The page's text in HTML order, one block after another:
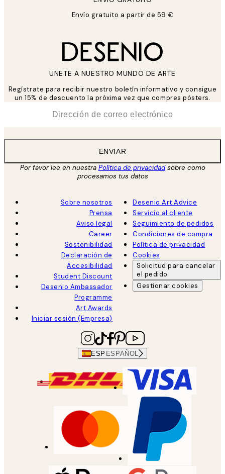
Envío gratuito a partir de 59 €
UNETE A NUESTRO MUNDO DE ARTE
Regístrate para recibir nuestro boletín informativo y consigue
un 15% de descuento la próxima vez que compres pósters.
ENVIAR
Por favor lee en nuestra Política de privacidadsobre como
procesamos tus datos
Sobre nosotros
Prensa
Aviso legal
Career
Sostenibilidad
Declaración de
Accesibilidad
Student Discount
Desenio Ambassador
Programme
Art Awards
Iniciar sesión (Empresa)
Desenio Art Advice
Servicio al cliente
Seguimiento de pedidos
Condiciones de compra
Política de privacidad
Cookies
Solicitud para cancelar
el pedido
Gestionar cookies
ESP ESPAÑOL